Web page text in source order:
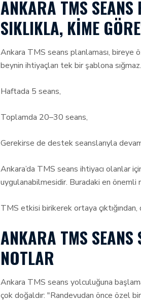
ANKARA TMS
SIKLIKLA, KIME
Ankara TMS seans planlaması, bireye
beynin ihtiyaçları tek bir şablona
Haftada 5 seans,
Toplamda 20–30 seans,
Gerekirse de destek seanslarıyla
Ankara’da TMS seans ihtiyacı olanlar
uygulanabilmesidir. Buradaki en önemli
TMS etkisi birikerek ortaya
ANKARA TMS
NOTLAR
Ankara TMS seans yolculuğuna
çok doğaldır: "Randevudan önce özel